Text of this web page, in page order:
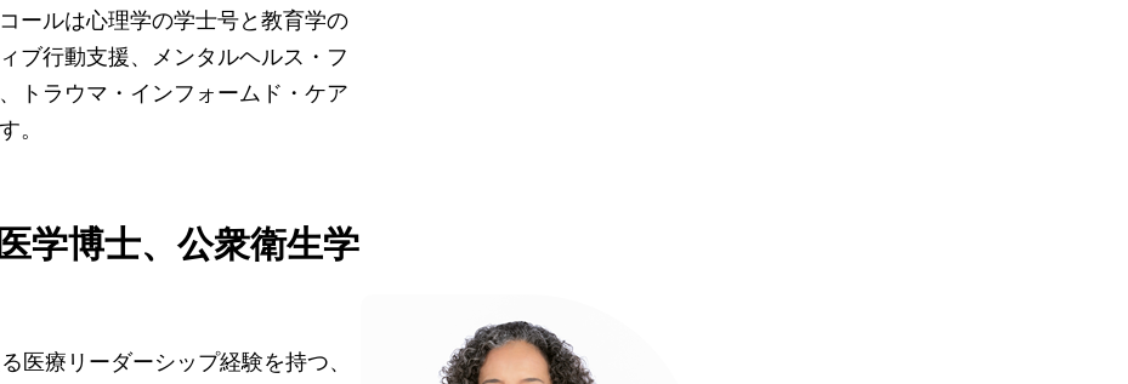
ールは心理学の学士号と教育学の
ブ行動支援、メンタルヘルス・フ
トラウマ・インフォームド・ケア
。
学博士、公衆衛生学
医療リーダーシップ経験を持つ、